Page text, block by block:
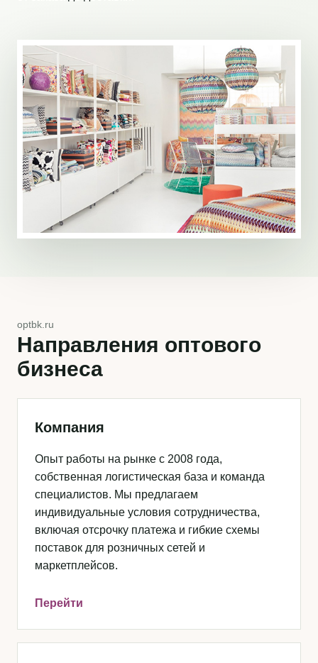
optbk.ru
Направления оптового
бизнеса
Компания
Опыт работы на рынке с 2008 года,
собственная логистическая база и команда
специалистов. Мы предлагаем
индивидуальные условия сотрудничества,
включая отсрочку платежа и гибкие схемы
поставок для розничных сетей и
маркетплейсов.
Перейти